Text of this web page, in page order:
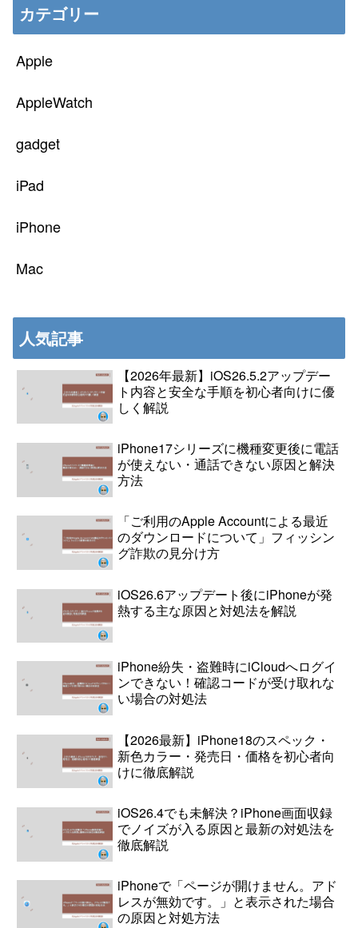
カテゴリー
Apple
AppleWatch
gadget
iPad
iPhone
Mac
人気記事
【2026年最新】iOS26.5.2アップデー
ト内容と安全な手順を初心者向けに優
しく解説
iPhone17シリーズに機種変更後に電話
が使えない・通話できない原因と解決
方法
「ご利用のApple Accountによる最近
のダウンロードについて」フィッシン
グ詐欺の見分け方
iOS26.6アップデート後にiPhoneが発
熱する主な原因と対処法を解説
iPhone紛失・盗難時にiCloudへログイ
ンできない！確認コードが受け取れな
い場合の対処法
【2026最新】iPhone18のスペック・
新色カラー・発売日・価格を初心者向
けに徹底解説
iOS26.4でも未解決？iPhone画面収録
でノイズが入る原因と最新の対処法を
徹底解説
iPhoneで「ページが開けません。アド
レスが無効です。」と表示された場合
の原因と対処方法